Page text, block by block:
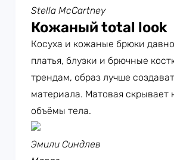
Stella McCartney
Кожаный total look
Косуха и кожаные брюки
платья, блузки и брючные
трендам, образ лучше
материала. Матовая скрывает
объёмы тела.
Эмили Синдлев